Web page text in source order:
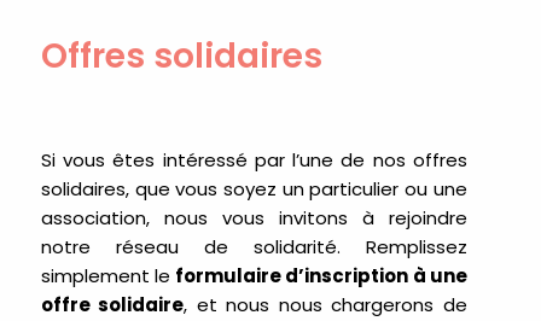
Offres solidaires
Si vous êtes intéressé par l’une de nos offres
solidaires, que vous soyez un particulier ou une
association, nous vous invitons à rejoindre
notre réseau de solidarité. Remplissez
simplement le formulaire d’inscription à une
offre solidaire, et nous nous chargerons de